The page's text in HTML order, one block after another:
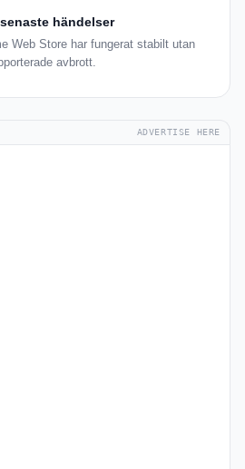
händelser
Web Store har fungerat stabilt utan
avbrott.
ADVERTISE HERE